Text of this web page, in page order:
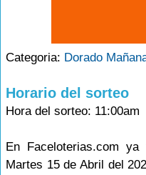
Categoria: Dorado
Horario del sorteo
Hora del sorteo: 11:00am
En Faceloterias.com
Martes 15 de Abril del